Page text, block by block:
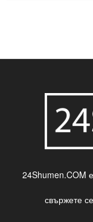
24Shumen.COM
свържете